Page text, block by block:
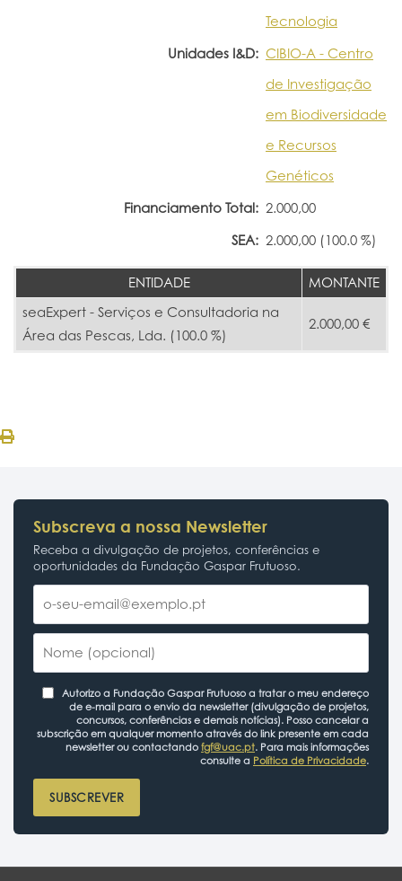
Tecnologia
Unidades I&D: CIBIO-A - Centro
de Investigação
em Biodiversidade
e Recursos
Genéticos
Financiamento Total: 2.000,00
SEA: 2.000,00 (100.0 %)
ENTIDADE
MONTANTE
seaExpert - Serviços e Consultadoria na
Área das Pescas, Lda. (100.0 %)
2.000,00 €
Subscreva a nossa Newsletter
Receba a divulgação de projetos, conferências e
oportunidades da Fundação Gaspar Frutuoso.
Autorizo a Fundação Gaspar Frutuoso a tratar o meu endereço
de e-mail para o envio da newsletter (divulgação de projetos,
concursos, conferências e demais notícias). Posso cancelar a
subscrição em qualquer momento através do link presente em cada
newsletter ou contactando fgf@uac.pt. Para mais informações
consulte a Política de Privacidade.
SUBSCREVER